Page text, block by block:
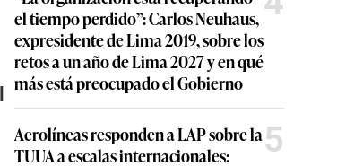
el tiempo perdido”: Carlos Neuhaus,
expresidente de Lima 2019, sobre los
retos a un año de Lima 2027 y en qué
más está preocupado el Gobierno
Aerolíneas responden a LAP sobre la
TUUA a escalas internacionales:
5